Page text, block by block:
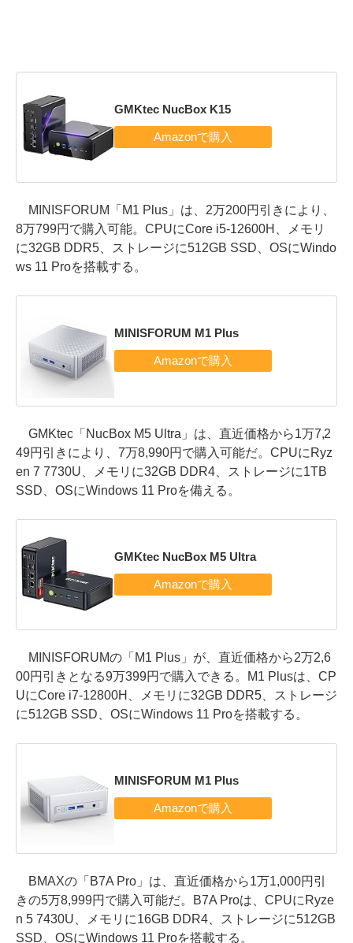
GMKtec NucBox K15
MINISFORUM「M1 Plus」は、2万200円引きにより、
8万799円で購入可能。CPUにCore i5-12600H、メモリ
に32GB DDR5、ストレージに512GB SSD、OSにWindo
ws 11 Proを搭載する。
MINISFORUM M1 Plus
GMKtec「NucBox M5 Ultra」は、直近価格から1万7,2
49円引きにより、7万8,990円で購入可能だ。CPUにRyz
en 7 7730U、メモリに32GB DDR4、ストレージに1TB
SSD、OSにWindows 11 Proを備える。
GMKtec NucBox M5 Ultra
MINISFORUMの「M1 Plus」が、直近価格から2万2,6
00円引きとなる9万399円で購入できる。M1 Plusは、CP
UにCore i7-12800H、メモリに32GB DDR5、ストレージ
に512GB SSD、OSにWindows 11 Proを搭載する。
MINISFORUM M1 Plus
BMAXの「B7A Pro」は、直近価格から1万1,000円引
きの5万8,999円で購入可能だ。B7A Proは、CPUにRyze
n 5 7430U、メモリに16GB DDR4、ストレージに512GB
SSD、OSにWindows 11 Proを搭載する。